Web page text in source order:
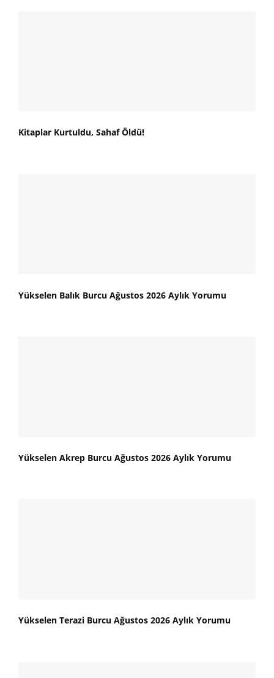
Kitaplar Kurtuldu, Sahaf Öldü!
Yükselen Balık Burcu Ağustos 2026 Aylık Yorumu
Yükselen Akrep Burcu Ağustos 2026 Aylık Yorumu
Yükselen Terazi Burcu Ağustos 2026 Aylık Yorumu